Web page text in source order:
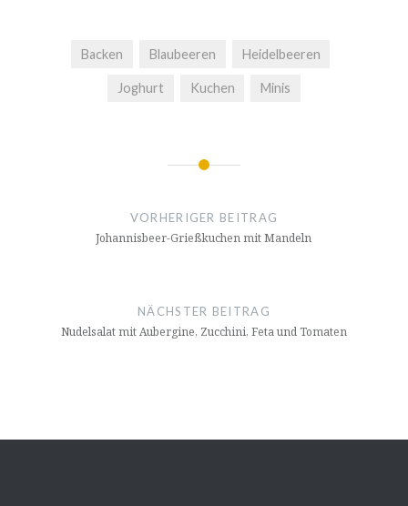
Backen Blaubeeren Heidelbeeren
Joghurt Kuchen Minis
Beitragsnavigation
VORHERIGER BEITRAG
Johannisbeer-Grießkuchen mit Mandeln
NÄCHSTER BEITRAG
Nudelsalat mit Aubergine, Zucchini, Feta und Tomaten